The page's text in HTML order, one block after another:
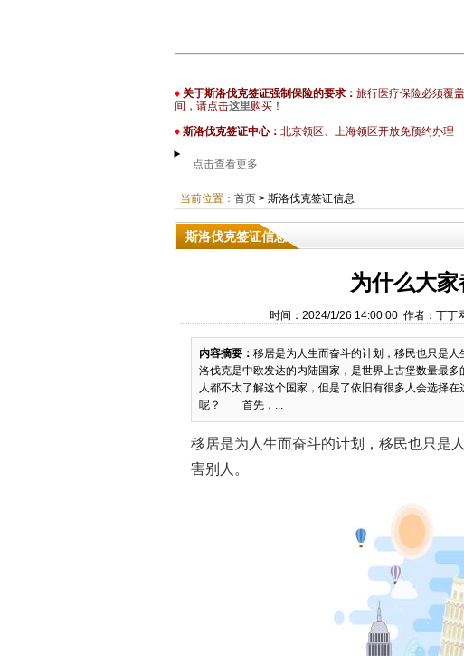
♦ 关于斯洛伐克签证强制保险的要求： 旅行医疗保险必须覆
间，请点击这里购买！
♦ 斯洛伐克签证中心： 北京领区、上海领区开放免预约办理
点击查看更多
当前位置： 首页> 斯洛伐克签证信息
斯洛伐克签证信息
为什么大
时间：2024/1/26 14:00:00 作者：丁
内容摘要： 移居是为人生而奋斗的计划，移民也只是
洛伐克是中欧发达的内陆国家，是世界上古堡数量最
人都不太了解这个国家，但是了依旧有很多人会选择
呢？ 首先，...
移居是为人生而奋斗的计划，移民也只是
害别人。